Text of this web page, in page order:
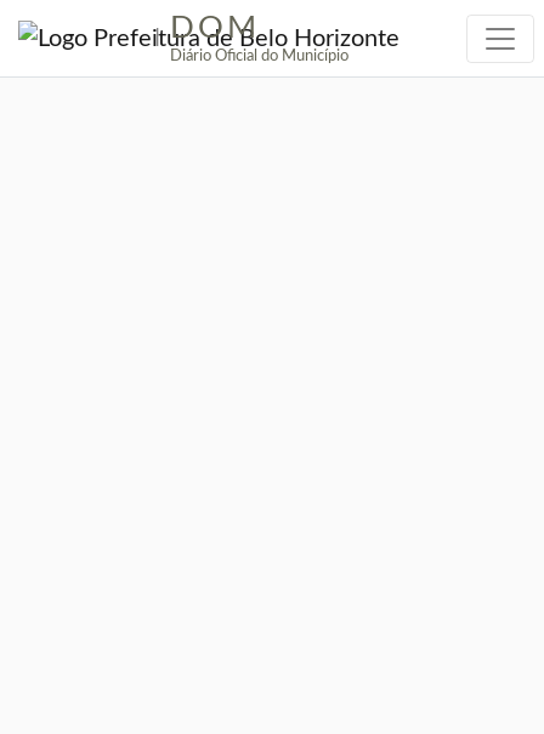
| DOM
Diário Oficial do Município